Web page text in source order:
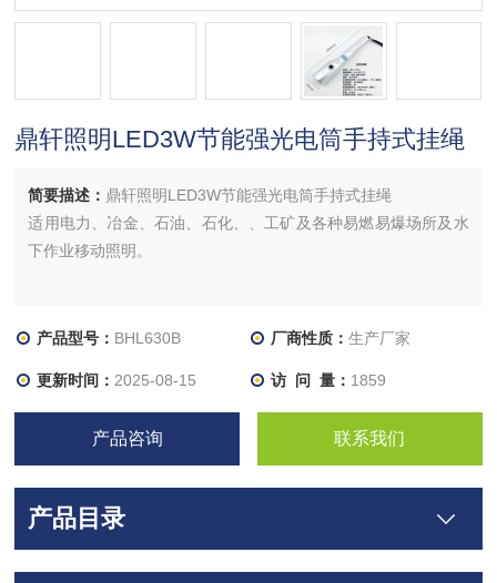
鼎轩照明LED3W节能强光电筒手持式挂绳
简要描述： 鼎轩照明LED3W节能强光电筒手持式挂绳
适用电力、冶金、石油、石化、、工矿及各种易燃易爆场所及水
下作业移动照明。
产品型号： BHL630B 厂商性质： 生产厂家
更新时间： 2025-08-15 访 问 量： 1859
产品咨询 联系我们
产品目录